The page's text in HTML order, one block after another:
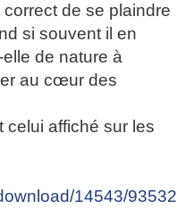
de se plaindre
si souvent il en
de nature à
au cœur des
celui affiché sur les
14543/93532